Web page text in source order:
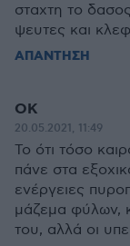
σταχτη το
ψευτες και
ΑΠΑΝΤΗΣΗ
ΟΚ
20.05.2021, 11:49
Το ότι τόσο
πάνε στα
ενέργειες
μάζεμα φύλων,
του, αλλά οι